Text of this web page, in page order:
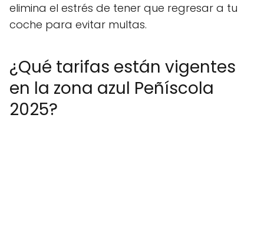
elimina el estrés de tener que regresar a tu
coche para evitar multas.
¿Qué tarifas están vigentes
en la zona azul Peñíscola
2025?